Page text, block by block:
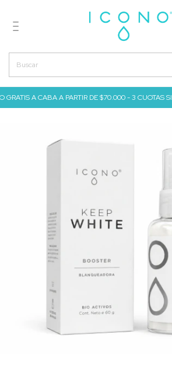
A CABA A PARTIR DE $70.000 - 3 CUOTAS SIN